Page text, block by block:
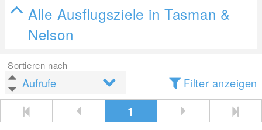
Alle Ausflugsziele in Tasman &
Nelson
Sortieren nach
Filter anzeigen
1